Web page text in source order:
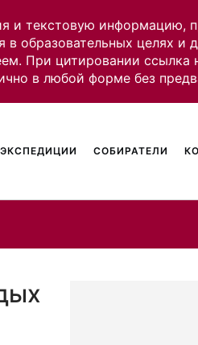
текстовую информацию,
образовательных целях
При цитировании
в любой форме без
ЭКСПЕДИЦИИ СОБИРАТЕЛИ